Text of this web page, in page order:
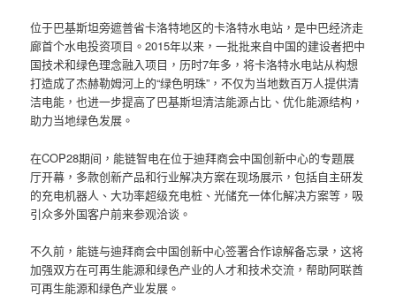
位于巴基斯坦旁遮普省卡洛特地区的卡洛特水电站，是中巴经济走
廊首个水电投资项目。2015年以来，一批批来自中国的建设者把中
国技术和绿色理念融入项目，历时7年多，将卡洛特水电站从构想
打造成了杰赫勒姆河上的“绿色明珠”，不仅为当地数百万人提供清
洁电能，也进一步提高了巴基斯坦清洁能源占比、优化能源结构，
助力当地绿色发展。
在COP28期间，能链智电在位于迪拜商会中国创新中心的专题展
厅开幕，多款创新产品和行业解决方案在现场展示，包括自主研发
的充电机器人、大功率超级充电桩、光储充一体化解决方案等，吸
引众多外国客户前来参观洽谈。
不久前，能链与迪拜商会中国创新中心签署合作谅解备忘录，这将
加强双方在可再生能源和绿色产业的人才和技术交流，帮助阿联酋
可再生能源和绿色产业发展。